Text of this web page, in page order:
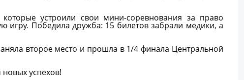
устроили свои мини-соревнования за право
Победила дружба: 15 билетов забрали медики, а
второе место и прошла в 1/4 финала Центральной
успехов!